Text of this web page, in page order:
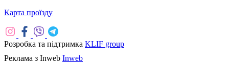
Карта проїзду
Розробка та підтримка KLIF group
Реклама з Inweb Inweb